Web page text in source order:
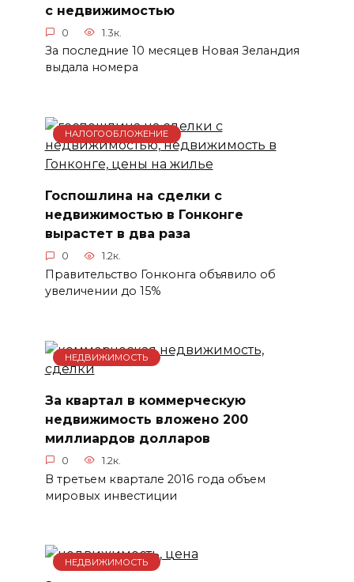
с недвижимостью
0 1.3к.
За последние 10 месяцев Новая Зеландия
выдала номера
НАЛОГООБЛОЖЕНИЕ
Госпошлина на сделки с
недвижимостью в Гонконге
вырастет в два раза
0 1.2к.
Правительство Гонконга объявило об
увеличении до 15%
НЕДВИЖИМОСТЬ
За квартал в коммерческую
недвижимость вложено 200
миллиардов долларов
0 1.2к.
В третьем квартале 2016 года объем
мировых инвестиции
НЕДВИЖИМОСТЬ